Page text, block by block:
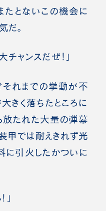
たとないこの機会に
だ。
チャンスだぜ！」
れまでの挙動が不
きく落ちたところに
たれた大量の弾幕
甲では耐えきれず光
に引火したかついに
」